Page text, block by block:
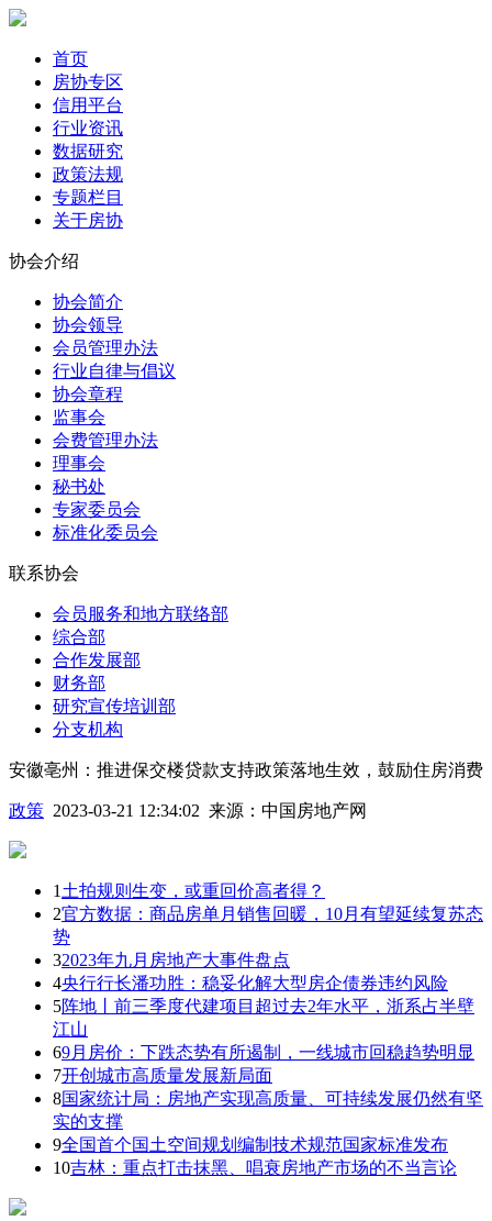
首页
房协专区
信用平台
行业资讯
数据研究
政策法规
专题栏目
关于房协
协会介绍
协会简介
协会领导
会员管理办法
行业自律与倡议
协会章程
监事会
会费管理办法
理事会
秘书处
专家委员会
标准化委员会
联系协会
会员服务和地方联络部
综合部
合作发展部
财务部
研究宣传培训部
分支机构
安徽亳州：推进保交楼贷款支持政策落地生效，鼓励住房消费
政策 2023-03-21 12:34:02 来源： 中国房地产网
1 土拍规则生变，或重回价高者得？
2官方数据：商品房单月销售回暖，10月有望延续复苏态
势
32023年九月房地产大事件盘点
4央行行长潘功胜：稳妥化解大型房企债券违约风险
5阵地丨前三季度代建项目超过去2年水平，浙系占半壁
江山
69月房价：下跌态势有所遏制，一线城市回稳趋势明显
7开创城市高质量发展新局面
8国家统计局：房地产实现高质量、可持续发展仍然有坚
实的支撑
9全国首个国土空间规划编制技术规范国家标准发布
10吉林：重点打击抹黑、唱衰房地产市场的不当言论